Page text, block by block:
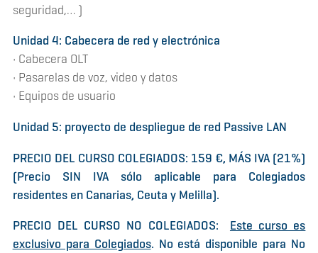
seguridad,… )
Unidad 4: Cabecera de red y electrónica
• Cabecera OLT
• Pasarelas de voz, video y datos
• Equipos de usuario
Unidad 5: proyecto de despliegue de red Passive LAN
PRECIO DEL CURSO COLEGIADOS: 159 €, MÁS IVA (21%)
(Precio SIN IVA sólo aplicable para Colegiados
residentes en Canarias, Ceuta y Melilla).
PRECIO DEL CURSO NO COLEGIADOS: Este curso es
exclusivo para Colegiados. No está disponible para No